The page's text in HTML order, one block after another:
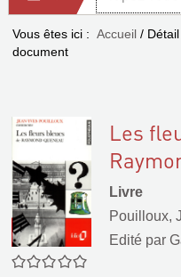
Vous êtes ici : Accueil /
document
0/5
Les
Livre
Pouilloux,
Edité par